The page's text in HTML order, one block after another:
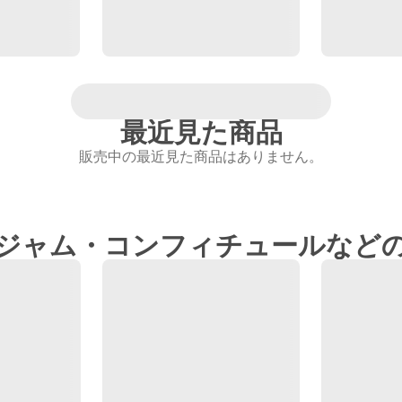
最近見た商品
販売中の最近見た商品はありません。
ャム・コンフィチュールなど